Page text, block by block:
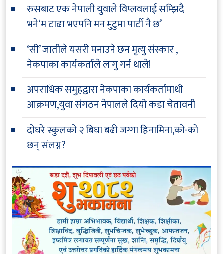
रुसबाट एक नेपाली युवाले विप्लवलाई सम्झिदै
भने‘म टाढा भएपनि मन मुटुमा पार्टी नै छ’
‘सी’ जातीले यसरी मनाउने छन मृत्यु संस्कार ,
नेकपाका कार्यकर्ताले लागु गर्न थाले!
अपराधिक समुहद्वारा नेकपाका कार्यकर्तामाथी
आक्रमण,युवा संगठन नेपालले दियो कडा चेतावनी
दोघरे स्कुलको २ बिघा बढी जग्गा हिनामिना,को-को
छन् संलग्न?